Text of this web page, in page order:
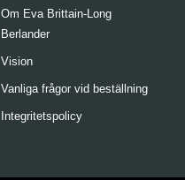
Om Eva Brittain-Long
Berlander
Vision
Vanliga frågor vid beställning
Integritetspolicy